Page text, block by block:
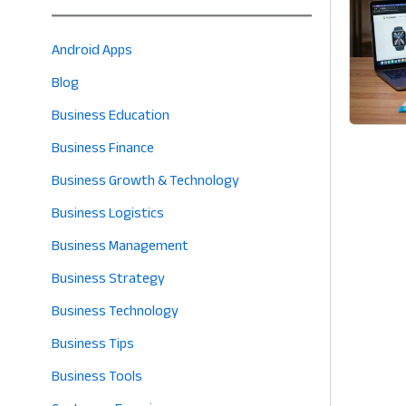
Android Apps
Blog
Business Education
Business Finance
Business Growth & Technology
Business Logistics
Business Management
Business Strategy
Business Technology
Business Tips
Business Tools